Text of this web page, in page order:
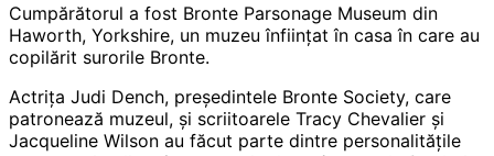
Cumpărătorul a fost Bronte Parsonage Museum din
Haworth, Yorkshire, un muzeu înființat în casa în care au
copilărit surorile Bronte.
Actrița Judi Dench, președintele Bronte Society, care
patronează muzeul, și scriitoarele Tracy Chevalier și
Jacqueline Wilson au făcut parte dintre personalitățile